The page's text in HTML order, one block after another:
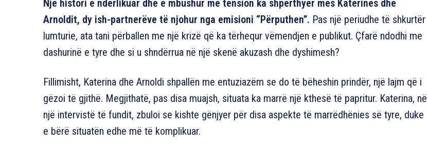
Një histori e ndërlikuar dhe e mbushur me tension ka shpërthyer mes Katerinës dhe
Arnoldit, dy ish-partnerëve të njohur nga emisioni “Përputhen”. Pas një periudhe të shkurtër
lumturie, ata tani përballen me një krizë që ka tërhequr vëmendjen e publikut. Çfarë ndodhi me
dashurinë e tyre dhe si u shndërrua në një skenë akuzash dhe dyshimesh?
Fillimisht, Katerina dhe Arnoldi shpallën me entuziazëm se do të bëheshin prindër, një lajm që i
gëzoi të gjithë. Megjithatë, pas disa muajsh, situata ka marrë një kthesë të papritur. Katerina, në
një intervistë të fundit, zbuloi se kishte gënjyer për disa aspekte të marrëdhënies së tyre, duke
e bërë situatën edhe më të komplikuar.